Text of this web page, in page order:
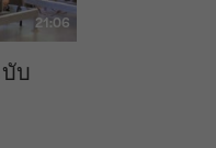
21:06
บ